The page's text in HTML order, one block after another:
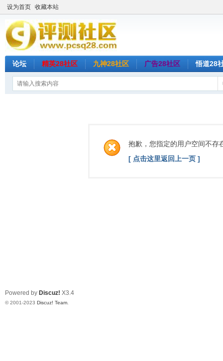
设为首页 收藏本站
论坛 精英28社区 九神28社区 广告28社区 悟道28
抱歉，您指定的用户空间不存
[ 点击这里返回上一页 ]
Powered by Discuz! X3.4
© 2001-2023 Discuz! Team